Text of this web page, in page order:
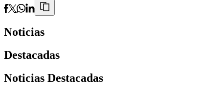
Noticias
Destacadas
Noticias Destacadas